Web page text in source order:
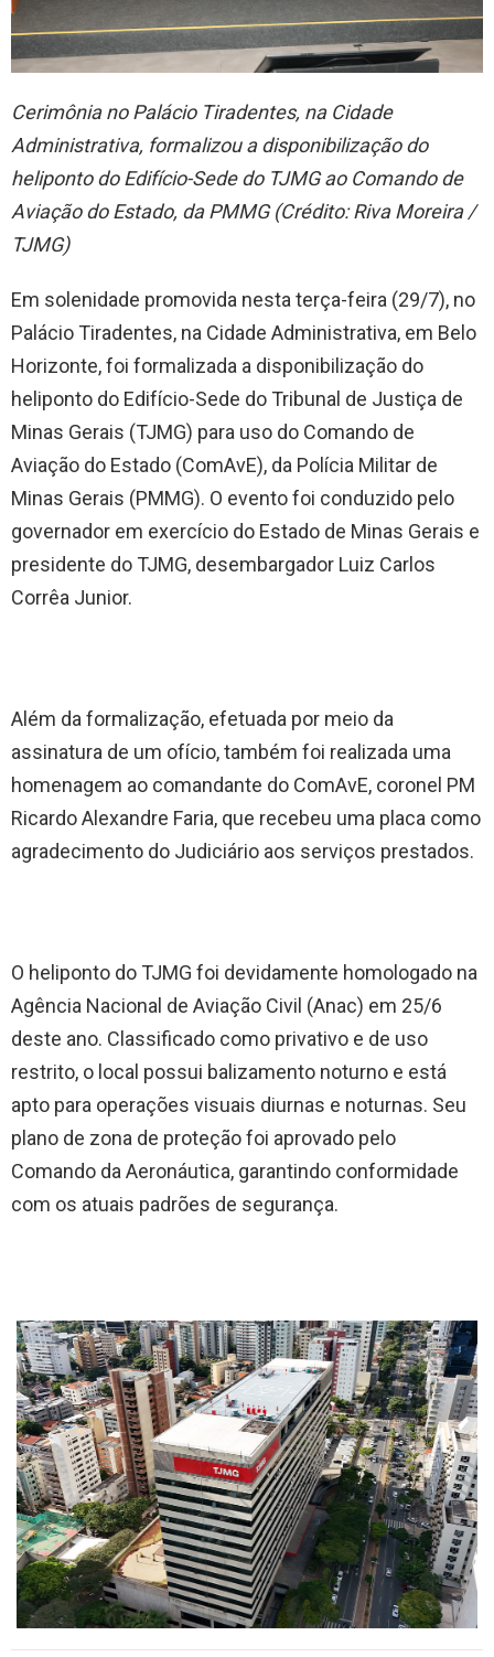
Cerimônia no Palácio Tiradentes, na Cidade
Administrativa, formalizou a disponibilização do
heliponto do Edifício-Sede do TJMG ao Comando de
Aviação do Estado, da PMMG (Crédito: Riva Moreira /
TJMG)
Em solenidade promovida nesta terça-feira (29/7), no
Palácio Tiradentes, na Cidade Administrativa, em Belo
Horizonte, foi formalizada a disponibilização do
heliponto do Edifício-Sede do Tribunal de Justiça de
Minas Gerais (TJMG) para uso do Comando de
Aviação do Estado (ComAvE), da Polícia Militar de
Minas Gerais (PMMG). O evento foi conduzido pelo
governador em exercício do Estado de Minas Gerais e
presidente do TJMG, desembargador Luiz Carlos
Corrêa Junior.
Além da formalização, efetuada por meio da
assinatura de um ofício, também foi realizada uma
homenagem ao comandante do ComAvE, coronel PM
Ricardo Alexandre Faria, que recebeu uma placa como
agradecimento do Judiciário aos serviços prestados.
O heliponto do TJMG foi devidamente homologado na
Agência Nacional de Aviação Civil (Anac) em 25/6
deste ano. Classificado como privativo e de uso
restrito, o local possui balizamento noturno e está
apto para operações visuais diurnas e noturnas. Seu
plano de zona de proteção foi aprovado pelo
Comando da Aeronáutica, garantindo conformidade
com os atuais padrões de segurança.